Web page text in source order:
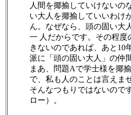
人間を揶揄していけないの
い大人を揶揄していいわけ
ん。なぜなら、頭の固い大
一 人だからです。その程度
きないのであれば、あと10
派に「頭の固い大人」の仲
まあ、問題Aで学士様を揶
で、私も人のことは言えま
そんなつもりではないので
ロー）。